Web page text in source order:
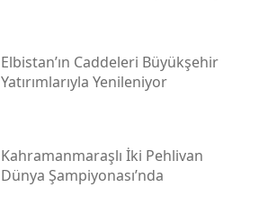
Elbistan’ın Caddeleri Büyükşehir
Yatırımlarıyla Yenileniyor
Kahramanmaraşlı İki Pehlivan
Dünya Şampiyonası’nda